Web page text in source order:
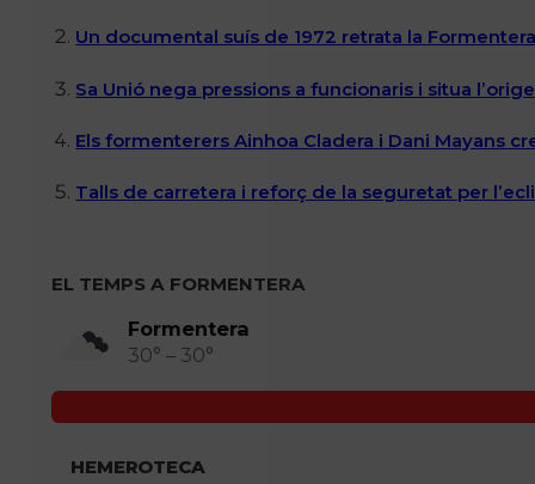
Un documental suís de 1972 retrata la
Sa Unió nega pressions a funcionaris i situa
Els formenterers Ainhoa Cladera i Dani Mayans
Talls de carretera i reforç de la seguretat per
EL TEMPS A FORMENTERA
Formentera
30° – 30°
HEMEROTECA